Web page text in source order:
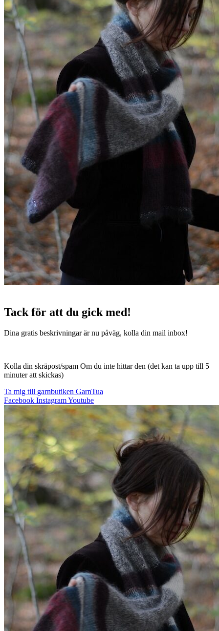
Tack för att du gick med!
Dina gratis beskrivningar är nu påväg, kolla din mail inbox!
Kolla din skräpost/spam Om du inte hittar den (det kan ta upp till 5
minuter att skickas)
Ta mig till garnbutiken GarnTua
Facebook InstagramYoutube